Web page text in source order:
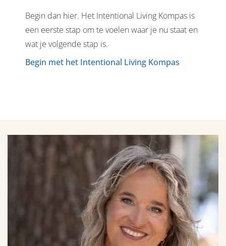
Begin dan hier. Het Intentional Living Kompas is
een eerste stap om te voelen waar je nu staat en
wat je volgende stap is.
Begin met het Intentional Living Kompas